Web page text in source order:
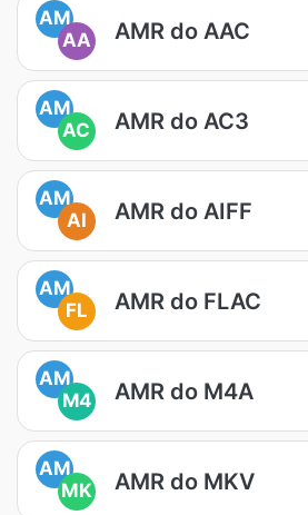
AM
AA
AMR do AAC
AM
AC
AMR do AC3
AM
AI
AMR do AIFF
AM
FL
AMR do FLAC
AM
M4
AMR do M4A
AM
MK
AMR do MKV